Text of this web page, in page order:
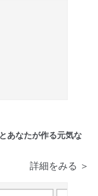
あなたが作る元気な
詳細をみる ＞